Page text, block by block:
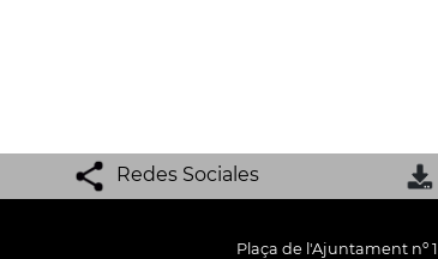
Redes Sociales
Plaça de l'Ajuntament nº 1